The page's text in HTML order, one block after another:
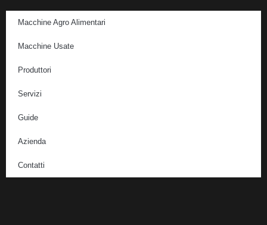
Macchine Agro Alimentari
Macchine Usate
Produttori
Servizi
Guide
Azienda
Contatti